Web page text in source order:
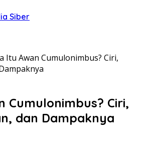
Siber
Itu Awan Cumulonimbus? Ciri,
Cumulonimbus? Ciri,
dan Dampaknya